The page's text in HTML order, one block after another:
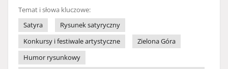
Temat i słowa kluczowe:
Satyra
Rysunek satyryczny
Konkursy i festiwale artystyczne
Zielona Góra
Humor rysunkowy